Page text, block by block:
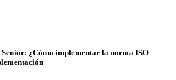
¿Cómo implementar la norma ISO